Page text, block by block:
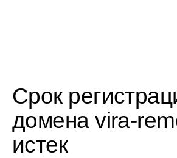
Срок
домена vira-
истек